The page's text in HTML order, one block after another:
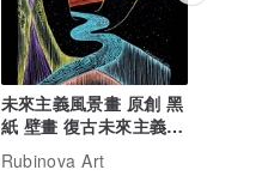
未來主義風景畫 原創 黑
紙 壁畫 復古未來主義藝
術
Rubinova Art